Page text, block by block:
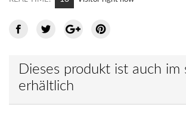
Dieses produkt ist auch im
erhältlich